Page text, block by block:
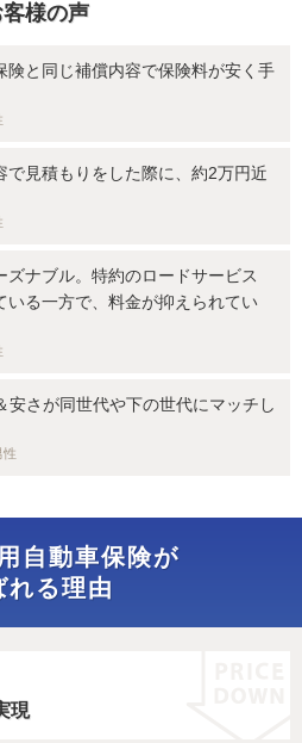
客様の声
険と同じ補償内容で保険料が安く手
で見積もりをした際に、約2万円近
ズナブル。特約のロードサービス
いる一方で、料金が抑えられてい
安さが同世代や下の世代にマッチし
自動車保険が
れる理由
現